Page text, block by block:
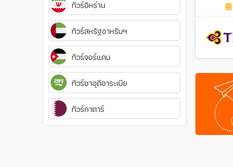
ทัวร์อิหร่าน
ทัวร์สหรัฐอาหรับฯ
ทัวร์จอร์แดน
ทัวร์ซาอุดีอาระเบีย
ทัวร์กาตาร์